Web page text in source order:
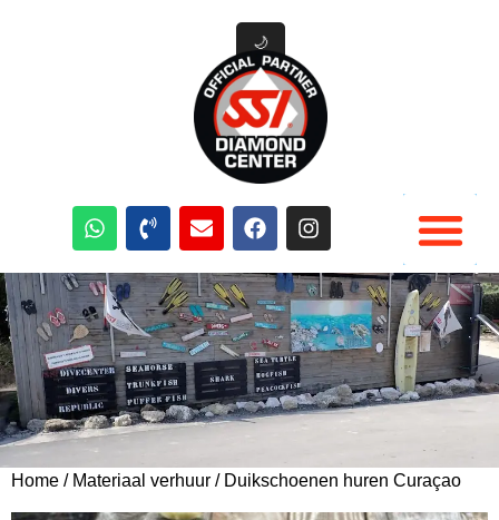
🌙
Home / Materiaal verhuur / Duikschoenen huren Curaçao